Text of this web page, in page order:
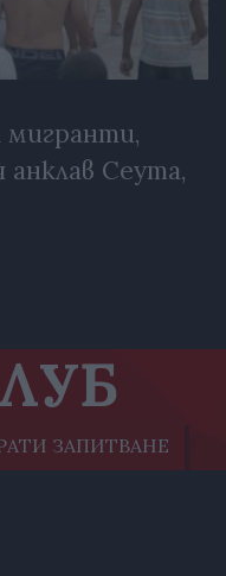
мигранти,
анклав Сеута,
ЗАПИТВАНЕ